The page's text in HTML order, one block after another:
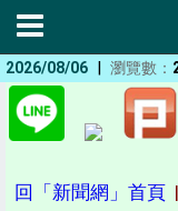
2026/08/06 | 瀏覽數：
回「新聞網」首頁 |